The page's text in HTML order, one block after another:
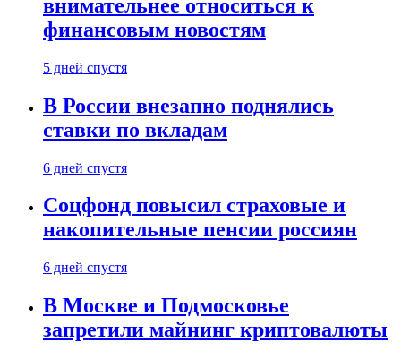
внимательнее относиться к
финансовым новостям
5 дней спустя
В России внезапно поднялись
ставки по вкладам
6 дней спустя
Соцфонд повысил страховые и
накопительные пенсии россиян
6 дней спустя
В Москве и Подмосковье
запретили майнинг криптовалюты